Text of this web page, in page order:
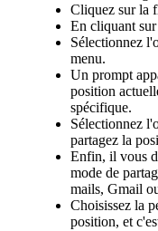
Cliquez sur la
En cliquant
Sélectionnez
menu.
Un prompt
position
spécifique.
Sélectionnez
partagez la
Enfin, il vous
mode de
mails, Gmail
Choisissez la
position, et